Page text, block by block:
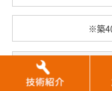
※築40
旋回ブレイド洗浄の場合